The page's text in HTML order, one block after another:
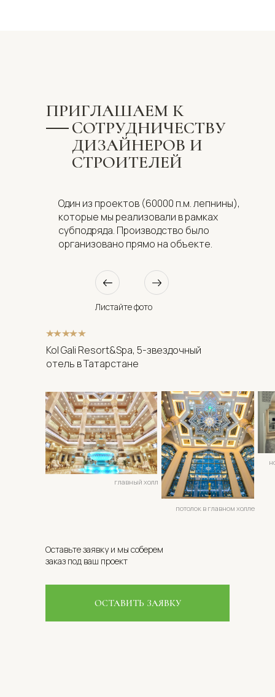
CОТРУДНИЧЕСТВУ
ДИЗАЙНЕРОВ И
СТРОИТЕЛЕЙ
ПРИГЛАШАЕМ К
Один из проектов (60000 п.м. лепнины),
которые мы реализовали в рамках
субподряда. Производство было
организовано прямо на объекте.
Листайте фото
Kol Gali Resort&Spa, 5-звездочный
отель в Татарстане
главный холл
потолок в главном холле
Оставьте заявку и мы соберем
заказ под ваш проект
ОСТАВИТЬ ЗАЯВКУ